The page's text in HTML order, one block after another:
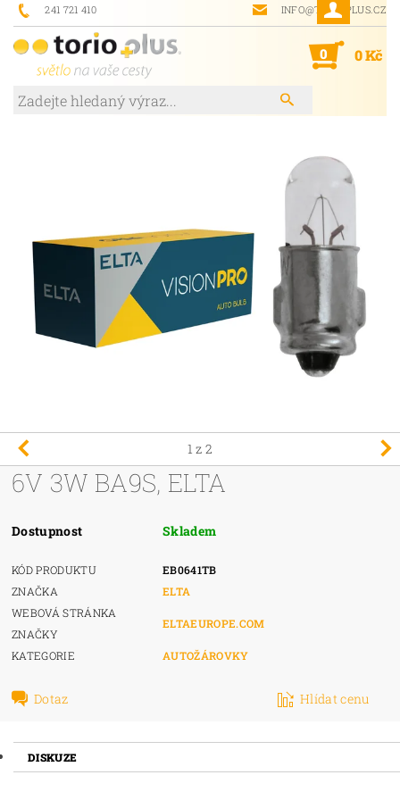
241 721 410 INFO@TORIOPLUS.CZ
0 0 Kč
1 z 2
6V 3W BA9S, ELTA
Dostupnost Skladem
KÓD PRODUKTU
EB0641TB
ZNAČKA
ELTA
WEBOVÁ STRÁNKA
ZNAČKY
ELTAEUROPE.COM
KATEGORIE AUTOŽÁROVKY
Dotaz Hlídat cenu
DISKUZE